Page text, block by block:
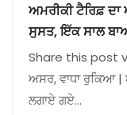
ਅਮਰੀਕੀ ਟੈਰਿਫ਼
ਸੁਸਤ, ਇੱਕ ਸਾਲ
Share this post
ਅਸਰ, ਵਾਧਾ ਰੁਕਿਆ
ਲਗਾਏ ਗਏ…